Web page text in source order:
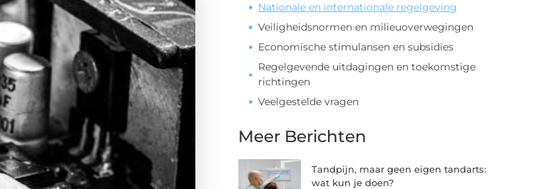
Nationale en internationale regelgeving
Veiligheidsnormen en milieuoverwegingen
Economische stimulansen en subsidies
Regelgevende uitdagingen en toekomstige
richtingen
Veelgestelde vragen
Meer Berichten
Tandpijn, maar geen eigen tandarts:
wat kun je doen?